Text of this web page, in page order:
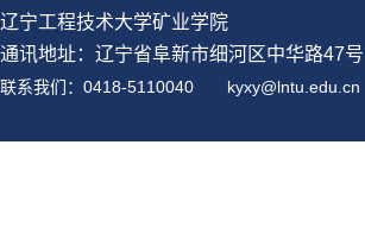
辽宁工程技术大学矿业学院
通讯地址：辽宁省阜新市细河区中华路47号
联系我们：0418-5110040
kyxy@lntu .edu.cn